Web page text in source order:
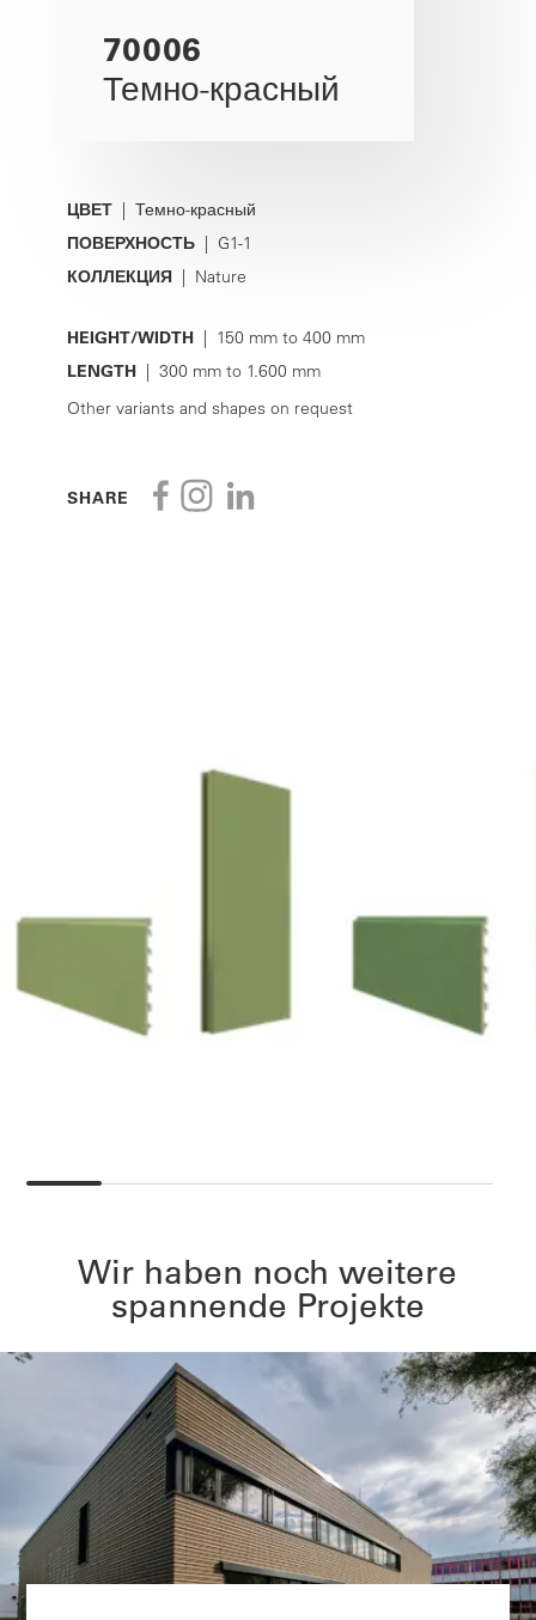
70006
Темно-красный
ЦВЕТ | Темно-красный
ПОВЕРХНОСТЬ | G1-1
КОЛЛЕКЦИЯ | Nature
HEIGHT/WIDTH | 150 mm to 400 mm
LENGTH | 300 mm to 1.600 mm
Other variants and shapes on request
SHARE
Wir haben noch weitere
spannende Projekte